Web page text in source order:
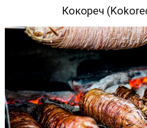
Кокореч